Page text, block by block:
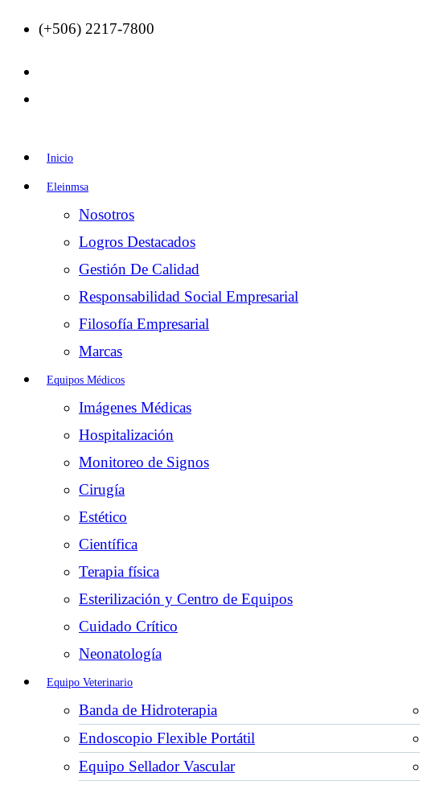
(+506) 2217-7800
Inicio
Eleinmsa
Nosotros
Logros Destacados
Gestión De Calidad
Responsabilidad Social Empresarial
Filosofía Empresarial
Marcas
Equipos Médicos
Imágenes Médicas
Hospitalización
Monitoreo de Signos
Cirugía
Estético
Científica
Terapia física
Esterilización y Centro de Equipos
Cuidado Crítico
Neonatología
Equipo Veterinario
Banda de Hidroterapia
Endoscopio Flexible Portátil
Equipo Sellador Vascular